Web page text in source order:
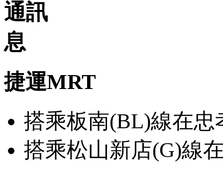
捷運MRT
搭乘板南(BL)線在忠
搭乘松山新店(G)線